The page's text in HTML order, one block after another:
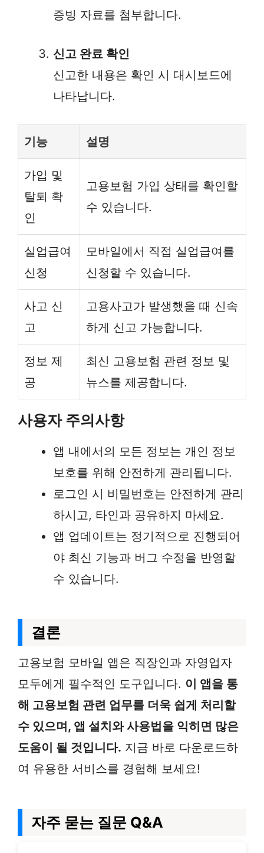
증빙 자료를 첨부합니다.
신고 완료 확인
신고한 내용은 확인 시 대시보드에
나타납니다.
기능 설명
가입 및
탈퇴 확
인
고용보험 가입 상태를 확인할
수 있습니다.
실업급여
신청
모바일에서 직접 실업급여를
신청할 수 있습니다.
사고 신
고
고용사고가 발생했을 때 신속
하게 신고 가능합니다.
정보 제
공
최신 고용보험 관련 정보 및
뉴스를 제공합니다.
사용자 주의사항
앱 내에서의 모든 정보는 개인 정보
보호를 위해 안전하게 관리됩니다.
로그인 시 비밀번호는 안전하게 관리
하시고, 타인과 공유하지 마세요.
앱 업데이트는 정기적으로 진행되어
야 최신 기능과 버그 수정을 반영할
수 있습니다.
결론
고용보험 모바일 앱은 직장인과 자영업자
모두에게 필수적인 도구입니다. 이 앱을 통
해 고용보험 관련 업무를 더욱 쉽게 처리할
수 있으며, 앱 설치와 사용법을 익히면 많은
도움이 될 것입니다. 지금 바로 다운로드하
여 유용한 서비스를 경험해 보세요!
자주 묻는 질문 Q&A